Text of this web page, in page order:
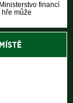
financí
může